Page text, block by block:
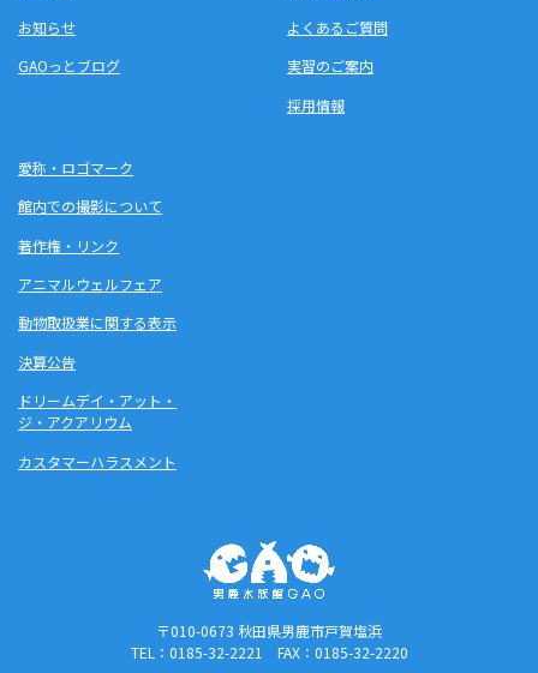
お知らせ
GAOっとブログ
よくあるご質問
実習のご案内
採用情報
愛称・ロゴマーク
館内での撮影について
著作権・リンク
アニマルウェルフェア
動物取扱業に関する表示
決算公告
ドリームデイ・アット・
ジ・アクアリウム
カスタマーハラスメント
〒010-0673 秋田県男鹿市戸賀塩浜
TEL：0185-32-2221 FAX：0185-32-2220